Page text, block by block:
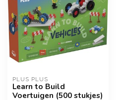
PLUS PLUS
Learn to Build
Voertuigen (500 stukjes)